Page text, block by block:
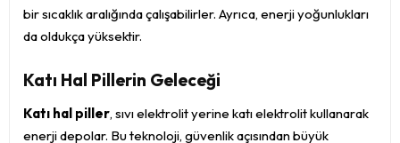
bir sıcaklık aralığında çalışabilirler. Ayrıca, enerji yoğunlukları
da oldukça yüksektir.
Katı Hal Pillerin Geleceği
Katı hal piller, sıvı elektrolit yerine katı elektrolit kullanarak
enerji depolar. Bu teknoloji, güvenlik açısından büyük